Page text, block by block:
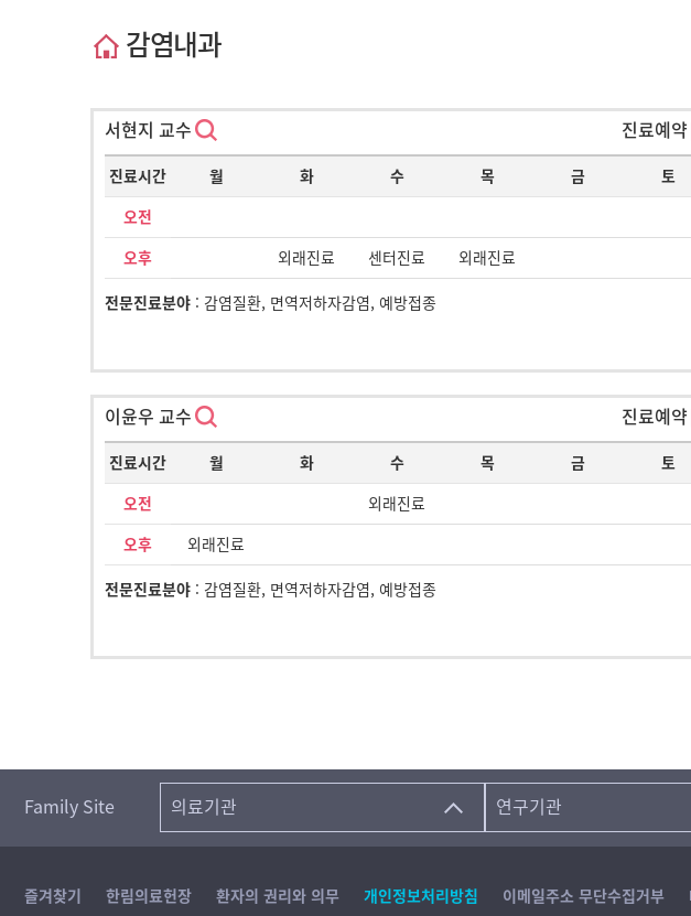
감염내과
서현지 교수 진료예약
진료시간 월 화 수 목 금 토
오전
오후 외래진료 센터진료 외래진료
전문진료분야 : 감염질환, 면역저하자감염, 예방접종
이윤우 교수 진료예약
진료시간 월 화 수 목 금 토
오전 외래진료
오후 외래진료
전문진료분야 : 감염질환, 면역저하자감염, 예방접종
Family Site 의료기관 연구기관
즐겨찾기 한림의료헌장 환자의 권리와 의무 개인정보처리방침 이메일주소 무단수집거부